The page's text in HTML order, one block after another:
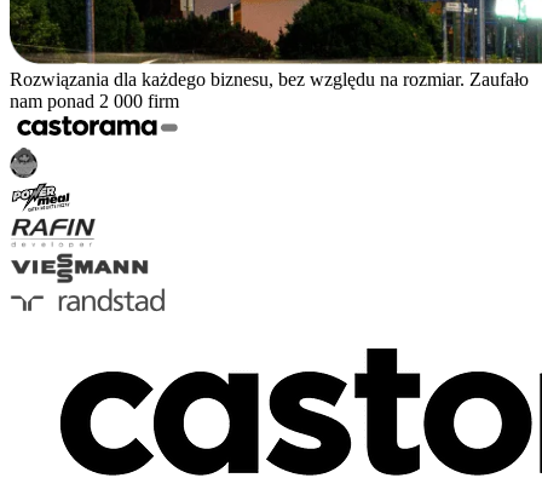
Rozwiązania dla każdego biznesu, bez względu na rozmiar. Zaufało
nam ponad 2 000 firm